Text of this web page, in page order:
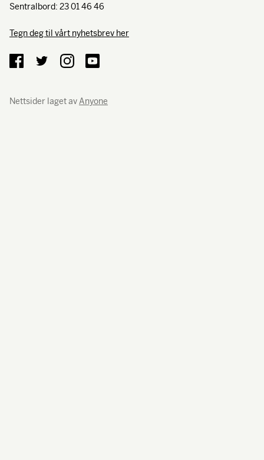
Sentralbord: 23 01 46 46
Tegn deg til vårt nyhetsbrev her
Nettsider laget avAnyone